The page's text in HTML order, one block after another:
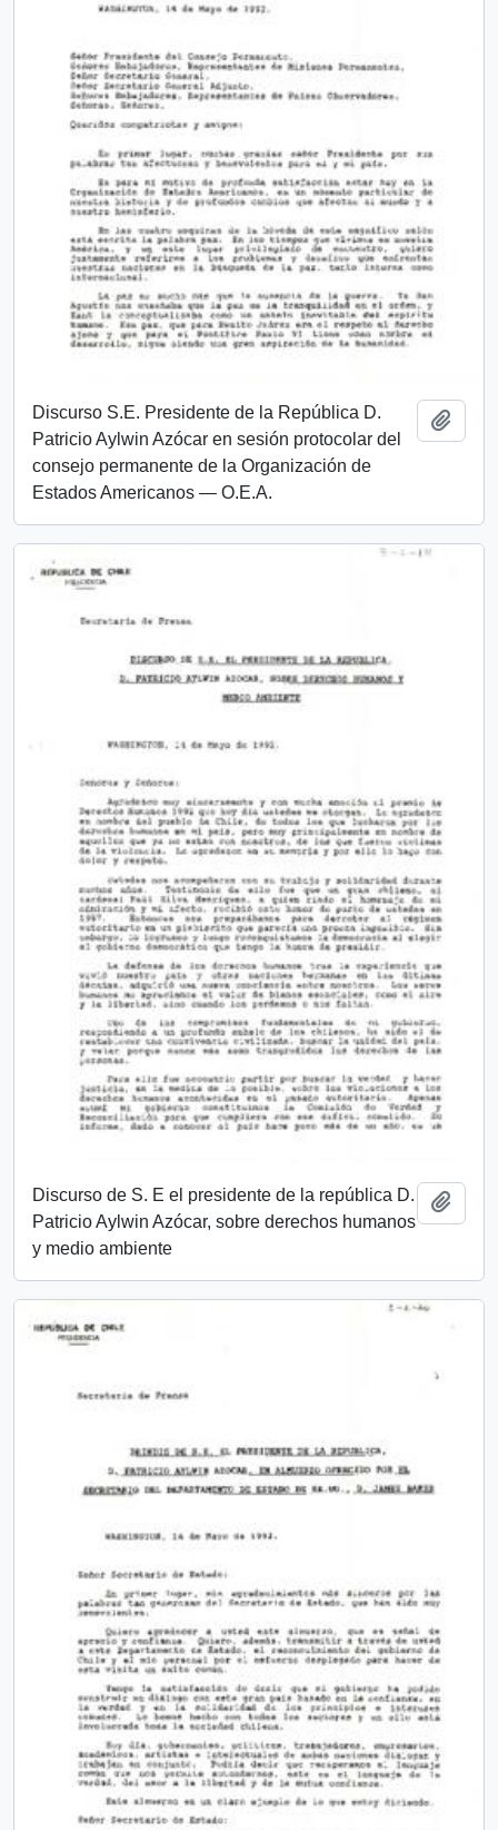
Discurso S.E. Presidente de la República D.
Patricio Aylwin Azócar en sesión protocolar del
consejo permanente de la Organización de
Estados Americanos — O.E.A.
Discurso de S. E el presidente de la república D.
Patricio Aylwin Azócar, sobre derechos humanos
y medio ambiente